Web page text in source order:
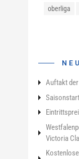
oberliga
Auftakt
Victoria